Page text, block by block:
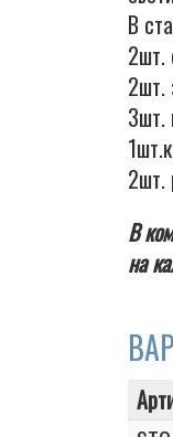
В
2шт.
2шт.
3шт.
2шт.
В
на